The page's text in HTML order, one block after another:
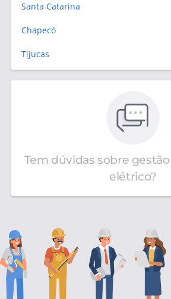
Santa Catarina
Chapecó
Tijucas
Tem dúvidas sobre
elétrico?